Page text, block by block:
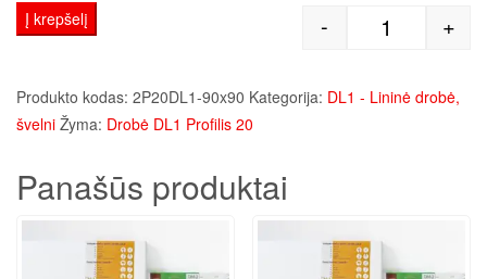
produkto
- +
Į krepšelį
Produkto kodas: 2P20DL1-90x90 Kategorija: DL1 - Lininė drobė,
švelni Žyma: Drobė DL1 Profilis 20
Panašūs produktai